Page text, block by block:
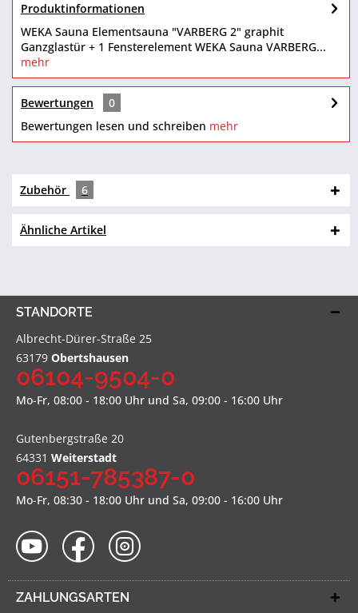
Produktinformationen
WEKA Sauna Elementsauna "VARBERG 2" graphit
Ganzglastür + 1 Fensterelement WEKA Sauna VARBERG...
mehr
Bewertungen
0
Bewertungen lesen und schreiben mehr
Zubehör 6
Ähnliche Artikel
STANDORTE
Albrecht-Dürer-Straße 25
63179 Obertshausen
06104-9504-0
Mo-Fr, 08:00 - 18:00 Uhr und Sa, 09:00 - 16:00 Uhr
Gutenbergstraße 20
64331 Weiterstadt
06151-785387-0
Mo-Fr, 08:30 - 18:00 Uhr und Sa, 09:00 - 16:00 Uhr
ZAHLUNGSARTEN